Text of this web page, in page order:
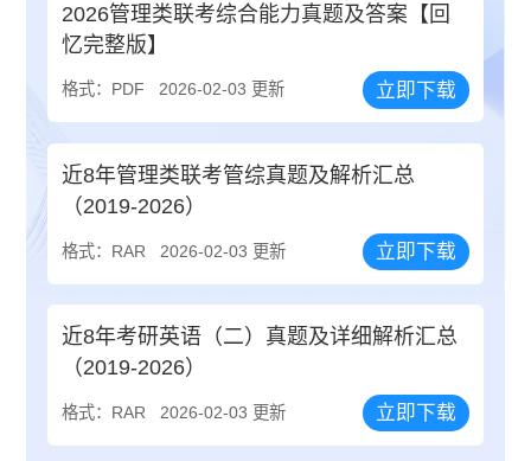
2026管理类联考综合能力真题及答案【回
忆完整版】
格式：PDF 2026-02-03 更新 立即下载
近8年管理类联考管综真题及解析汇总
（2019-2026）
格式：RAR 2026-02-03 更新 立即下载
近8年考研英语（二）真题及详细解析汇总
（2019-2026）
格式：RAR 2026-02-03 更新 立即下载